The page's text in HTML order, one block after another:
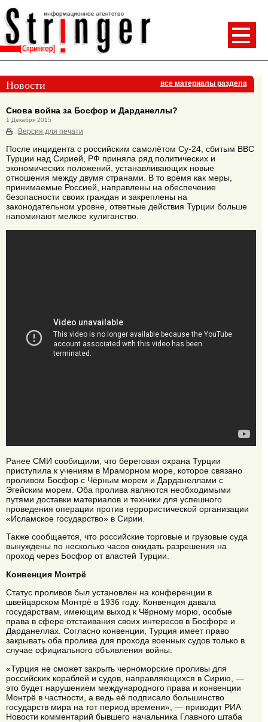
Новости все материалы раздела
Снова война за Босфор и Дарданеллы?
1 Декабря 2015
Версия для печати
После инцидента с российским самолётом Су-24, сбитым ВВС
Турции над Сирией, РФ приняла ряд политических и
экономических положений, устанавливающих новые
отношения между двумя странами. В то время как меры,
принимаемые Россией, направлены на обеспечение
безопасности своих граждан и закреплены на
законодательном уровне, ответные действия Турции больше
напоминают мелкое хулиганство.
Ранее СМИ сообищили, что береговая охрана Турции
приступила к учениям в Мраморном море, которое связано
проливом Босфор с Чёрным морем и Дарданеллами с
Эгейским морем. Оба пролива являются необходимыми
путями доставки материалов и техники для успешного
проведения операции против террористической организации
«Исламское государство» в Сирии.
Также сообщается, что российские торговые и грузовые суда
вынуждены по несколько часов ожидать разрешения на
проход через Босфор от властей Турции.
Конвенция Монтрё
Статус проливов был установлен на конференции в
швейцарском Монтрё в 1936 году. Конвенция давала
государствам, имеющим выход к Чёрному морю, особые
права в сфере отстаивания своих интересов в Босфоре и
Дарданеллах. Согласно конвенции, Турция имеет право
закрывать оба пролива для прохода военных судов только в
случае официального объявления войны.
«Турция не сможет закрыть черноморские проливы для
российских кораблей и судов, направляющихся в Сирию, —
это будет нарушением международного права и конвенции
Монтрё в частности, а ведь её подписало большинство
государств мира на тот период времени», — приводит РИА
Новости комментарий бывшего начальника Главного штаба